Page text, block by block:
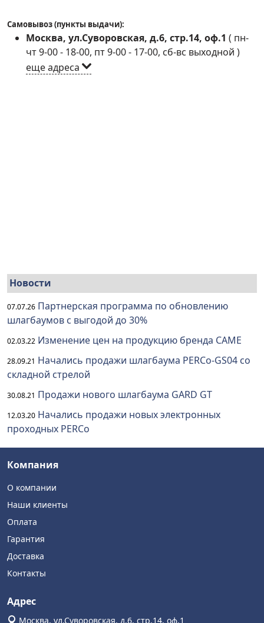
Самовывоз (пункты выдачи):
Москва, ул.Суворовская, д.6, стр.14, оф.1 ( пн-
чт 9-00 - 18-00, пт 9-00 - 17-00, сб-вс выходной )
еще адреса
Новости
07.07.26 Партнерская программа по обновлению
шлагбаумов с выгодой до 30%
02.03.22 Изменение цен на продукцию бренда CAME
28.09.21 Начались продажи шлагбаума PERCo-GS04 со
складной стрелой
30.08.21 Продажи нового шлагбаума GARD GT
12.03.20 Начались продажи новых электронных
проходных PERCo
Компания
О компании
Наши клиенты
Оплата
Гарантия
Доставка
Контакты
Адрес
Москва, ул.Суворовская, д.6, стр.14, оф.1